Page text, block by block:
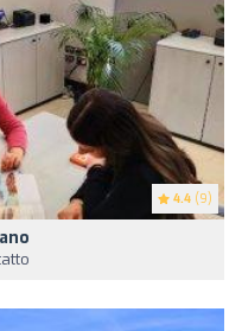
4.4 (9)